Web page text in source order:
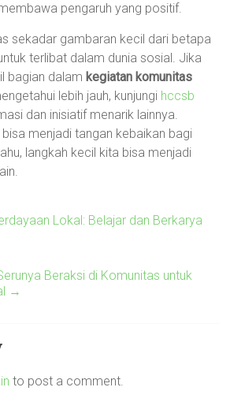
pengaruh yang positif.
sekadar gambaran kecil dari betapa
terlibat dalam dunia sosial. Jika
bagian dalam kegiatan komunitas
lebih jauh, kunjungi hccsb
dan inisiatif menarik lainnya.
menjadi tangan kebaikan bagi
langkah kecil kita bisa menjadi
Lokal: Belajar dan Berkarya
Beraksi di Komunitas untuk
→
to post a comment.